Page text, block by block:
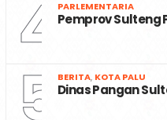
4 PARLEMENTARIA
Pemprov Sulteng
5 BERITA, KOTA PALU
Dinas Pangan